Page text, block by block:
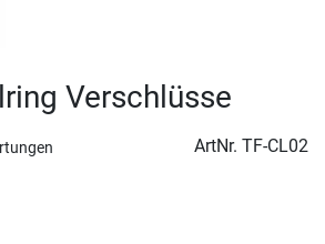
Verschlüsse
ArtNr. TF-CL02